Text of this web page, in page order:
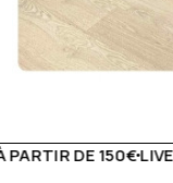
SEMAINE